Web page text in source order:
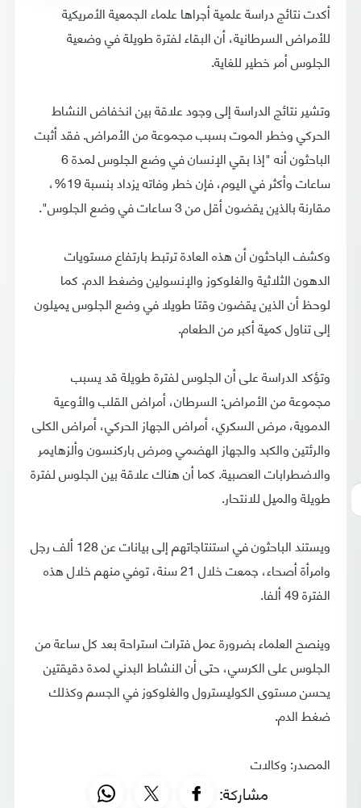
أكدت نتائج دراسة علمية أجراها علماء الجمعية الأمريكية
للأمراض السرطانية، أن البقاء لفترة طويلة في وضعية
الجلوس أمر خطير للغاية.
وتشير نتائج الدراسة إلى وجود علاقة بين انخفاض النشاط
الحركي وخطر الموت بسبب مجموعة من الأمراض. فقد أثبت
الباحثون أنه "إذا بقي الإنسان في وضع الجلوس لمدة 6
ساعات وأكثر في اليوم، فإن خطر وفاته يزداد بنسبة 19%،
مقارنة بالذين يقضون أقل من 3 ساعات في وضع الجلوس".
وكشف الباحثون أن هذه العادة ترتبط بارتفاع مستويات
الدهون الثلاثية والغلوكوز والإنسولين وضغط الدم. كما
لوحظ أن الذين يقضون وقتا طويلا في وضع الجلوس يميلون
إلى تناول كمية أكبر من الطعام.
وتؤكد الدراسة على أن الجلوس لفترة طويلة قد يسبب
مجموعة من الأمراض: السرطان، أمراض القلب والأوعية
الدموية، مرض السكري، أمراض الجهاز الحركي، أمراض الكلى
والرئتين والكبد والجهاز الهضمي ومرض باركنسون وألزهايمر
والاضطرابات العصبية. كما أن هناك علاقة بين الجلوس لفترة
طويلة والميل للانتحار.
ويستند الباحثون في استنتاجاتهم إلى بيانات عن 128 ألف رجل
وامرأة أصحاء، جمعت خلال 21 سنة، توفي منهم خلال هذه
الفترة 49 ألفا.
وينصح العلماء بضرورة عمل فترات استراحة بعد كل ساعة من
الجلوس على الكرسي، حتى أن النشاط البدني لمدة دقيقتين
يحسن مستوى الكوليسترول والغلوكوز في الجسم وكذلك
ضغط الدم.
المصدر: وكالات
مشاركة: